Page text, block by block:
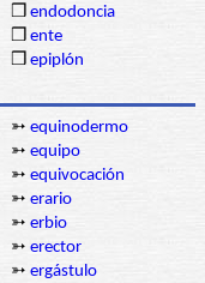
❒ endodoncia
❒ ente
❒ epiplón
➳ equinodermo
➳ equipo
➳ equivocación
➳ erario
➳ erbio
➳ erector
➳ ergástulo